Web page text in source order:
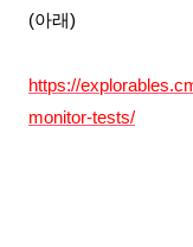
(아래)
https://
monitor-tests/